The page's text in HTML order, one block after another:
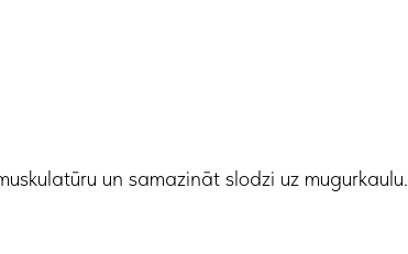
un samazināt slodzi uz mugurkaulu.